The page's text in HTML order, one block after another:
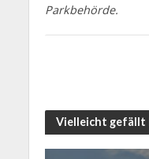
Parkbehörde.
Vielleicht gefällt